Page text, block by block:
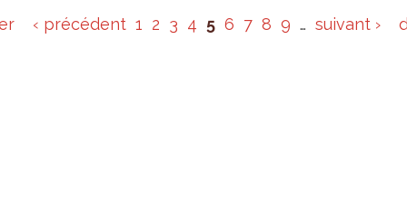
‹ précédent 1 2 3 4 5 6 7 8 9 … suivant ›